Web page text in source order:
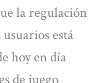
la regulación
está
hoy en día
de juego